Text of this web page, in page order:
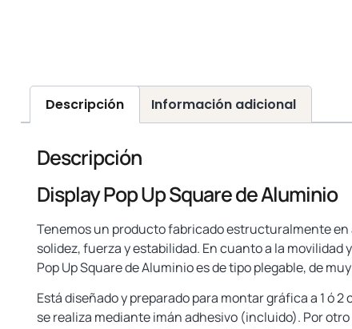
Descripción Información adicional
Descripción
Display Pop Up Square de Aluminio
Tenemos un producto fabricado estructuralmente
solidez, fuerza y estabilidad. En cuanto a la movilidad
Pop Up Square de Aluminio es de tipo plegable, de
Está diseñado y preparado para montar gráfica a 1 ó
se realiza mediante imán adhesivo (incluido). Por